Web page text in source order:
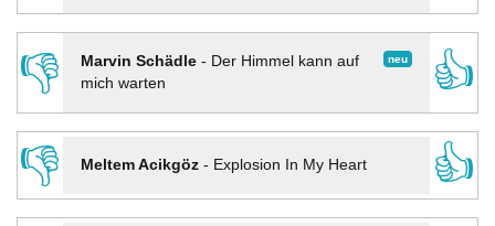
👎 neu
Marvin Schädle- Der Himmel kann auf
mich warten
👍
👎
Meltem Acikgöz- Explosion In My Heart
👍